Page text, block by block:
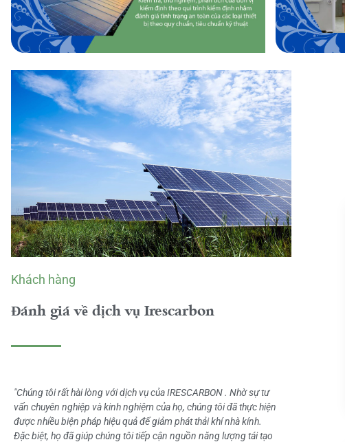
Khách hàng
Đánh giá về dịch vụ Irescarbon
"Chúng tôi rất hài lòng với dịch vụ của IRESCARBON . Nhờ sự tư
vấn chuyên nghiệp và kinh nghiệm của họ, chúng tôi đã thực hiện
được nhiều biện pháp hiệu quả để giảm phát thải khí nhà kính.
Đặc biệt, họ đã giúp chúng tôi tiếp cận nguồn năng lượng tái tạo